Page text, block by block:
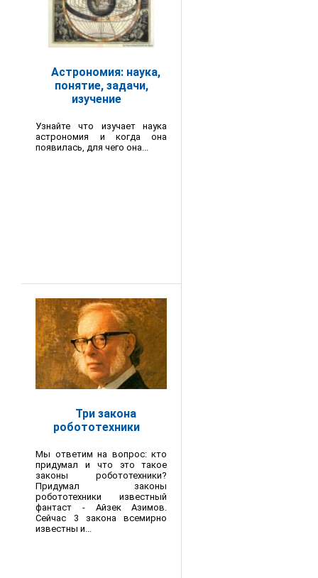
Астрономия: наука,
понятие, задачи,
изучение
Узнайте что изучает наука
астрономия и когда она
появилась, для чего она...
Три закона
робототехники
Мы ответим на вопрос: кто
придумал и что это такое
законы робототехники?
Придумал законы
робототехники известный
фантаст - Айзек Азимов.
Сейчас 3 закона всемирно
известны и...